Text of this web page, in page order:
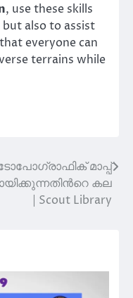
, use these skills
also to assist
everyone can
terrains while
മാപ്പ്
കല
| Scout Library